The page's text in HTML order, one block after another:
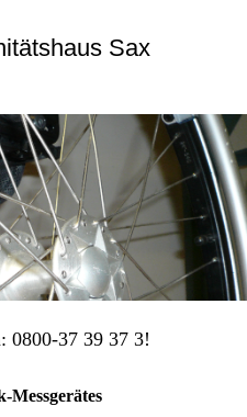
Sax
0800-37 39 37 3!